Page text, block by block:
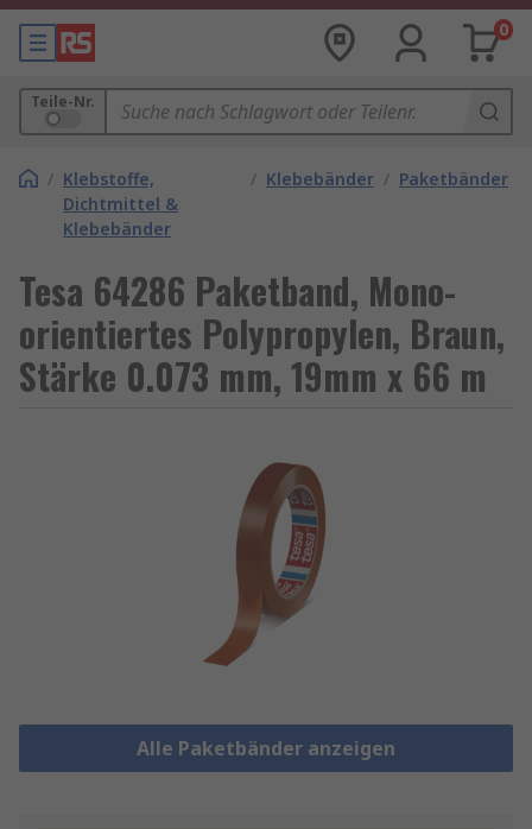
0
Teile-Nr.
/ Klebstoffe,
Dichtmittel &
Klebebänder
/ Klebebänder / Paketbänder
Tesa 64286 Paketband, Mono-
orientiertes Polypropylen, Braun,
Stärke 0.073 mm, 19mm x 66 m
Alle Paketbänder anzeigen